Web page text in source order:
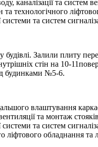
каналізації та систем
технологічного
та систем
будівлі. Залили плиту
стін на 10-
будинками №5-6.
влаштування
та монтаж стояків
та систем
обладнання та